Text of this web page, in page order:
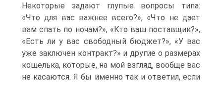
Некоторые задают глупые вопросы типа:
«Что для вас важнее всего?», «Что не дает
вам спать по ночам?», «Кто ваш поставщик?»,
«Есть ли у вас свободный бюджет?», «У вас
уже заключен контракт?» и другие о размерах
кошелька, которые, на мой взгляд, вообще вас
не касаются. Я бы именно так и ответил, если